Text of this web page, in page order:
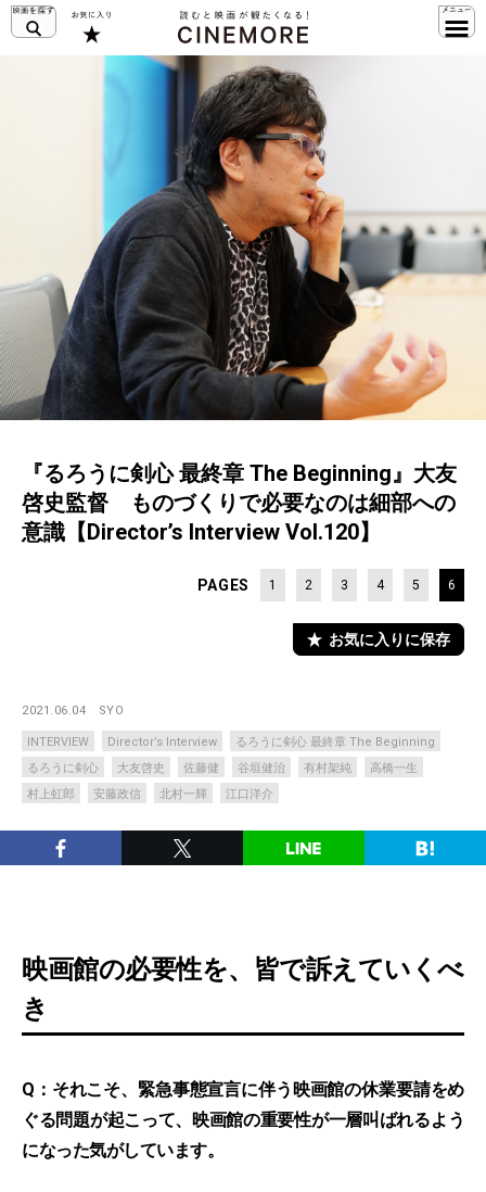
『るろうに剣心 最終章 The Beginning』大友
啓史監督 ものづくりで必要なのは細部への
意識【Director’s Interview Vol.120】
PAGES 1 2 3 4 5 6
お気に入りに保存
2021.06.04 SYO
INTERVIEW Director’s Interview
るろうに剣心 最終章 The Beginning
るろうに剣心
大友啓史 佐藤健 谷垣健治 有村架純
高橋一生
村上虹郎
安藤政信 北村一輝 江口洋介
映画館の必要性を、皆で訴えていくべ
き
Q：それこそ、緊急事態宣言に伴う映画館の休業要請をめ
ぐる問題が起こって、映画館の重要性が一層叫ばれるよう
になった気がしています。